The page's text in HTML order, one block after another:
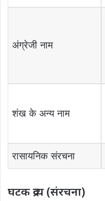
अंग्रेजी नाम
शंख के अन्य नाम
रासायनिक संरचना
घटक द्रव्य (संरचना)